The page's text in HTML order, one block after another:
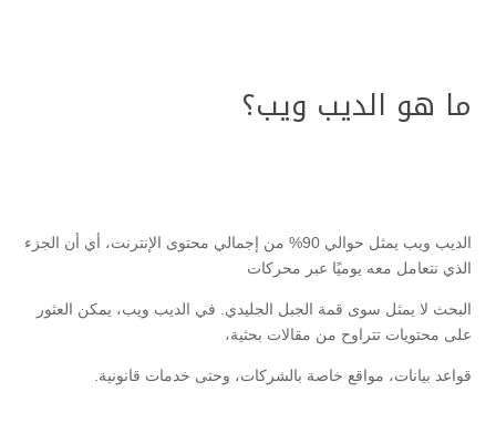
ما هو الديب ويب؟
الديب ويب يمثل حوالي 90% من إجمالي محتوى الإنترنت، أي أن الجزء
الذي نتعامل معه يوميًا عبر محركات
البحث لا يمثل سوى قمة الجبل الجليدي. في الديب ويب، يمكن العثور
على محتويات تتراوح من مقالات بحثية،
قواعد بيانات، مواقع خاصة بالشركات، وحتى خدمات قانونية.